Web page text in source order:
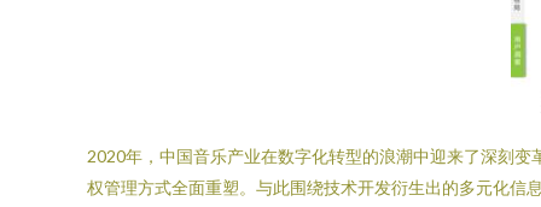
2020年，中国音乐产业在数字化转型的浪潮中迎来了深刻
权管理方式全面重塑。与此围绕技术开发衍生出的多元化信